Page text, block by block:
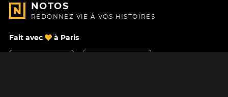
NOTOS
REDONNEZ VIE À VOS HISTOIRES
Fait avec à Paris